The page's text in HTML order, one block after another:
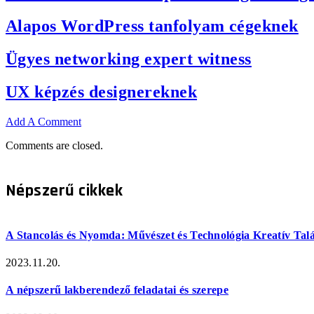
Alapos WordPress tanfolyam cégeknek
Ügyes networking expert witness
UX képzés designereknek
Add A Comment
Comments are closed.
Népszerű cikkek
A Stancolás és Nyomda: Művészet és Technológia Kreatív
2023.11.20.
A népszerű lakberendező feladatai és szerepe